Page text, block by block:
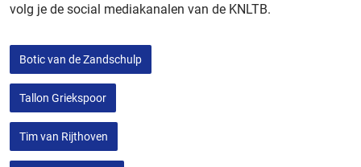
volg je de social mediakanalen van de KNLTB.
Botic van de Zandschulp
Tallon Griekspoor
Tim van Rijthoven